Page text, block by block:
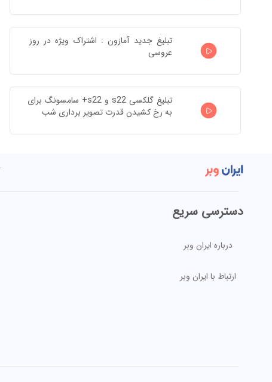
تبلیغ جدید آمازون : اشتراک ویژه در روز
عروسی
تبلیغ گلکسی s22 و s22+ سامسونگ برای
به رخ کشیدن قدرت تصویر برداری شب
دسترسی سریع
درباره ایران وبر
ارتباط با ایران وبر